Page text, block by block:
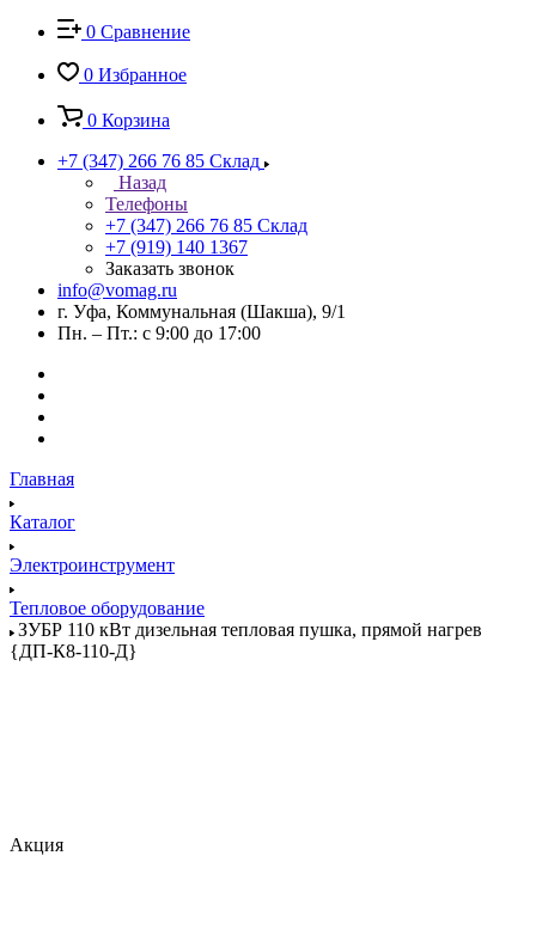
0 Сравнение
0 Избранное
0 Корзина
+7 (347) 266 76 85 Склад
Назад
Телефоны
+7 (347) 266 76 85 Склад
+7 (919) 140 1367
Заказать звонок
info@vomag.ru
г. Уфа, Коммунальная (Шакша), 9/1
Пн. – Пт.: с 9:00 до 17:00
Главная
Каталог
Электроинструмент
Тепловое оборудование
ЗУБР 110 кВт дизельная тепловая пушка, прямой нагрев
{ДП-К8-110-Д}
Акция